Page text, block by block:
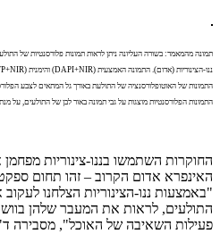
תמונה מהמאמר: בשורה העליונה ניתן לראות תמונות פלורסנטיות של
ננו-הצינוריות (אדום). התמונה האמצעית (DAPI+NIR) והימנית (
התמונות של האוטופלורסנציה של התולעת באורך גל המתאים לצבע
התמונות הפלורסנטיות מוצגות על גבי תמונה באור לבן של התולעים, על
החוקרות השתמשו בננו-צינוריות
האינפרא אדום הקרוב – זהו תחום
"באמצעות ננו-הצינוריות הצלחנו
התולעים, לראות את המעבר שלהן
פעילות השאיבה של האוכל", מסבירה